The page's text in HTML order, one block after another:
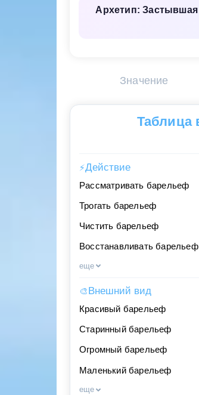
Архетип: Застывшая
Значение
Таблица
⚡Действие
Рассматривать барельеф
Трогать барельеф
Чистить барельеф
Восстанавливать барельеф
еще
🎨 Внешний вид
Красивый барельеф
Старинный барельеф
Огромный барельеф
Маленький барельеф
еще